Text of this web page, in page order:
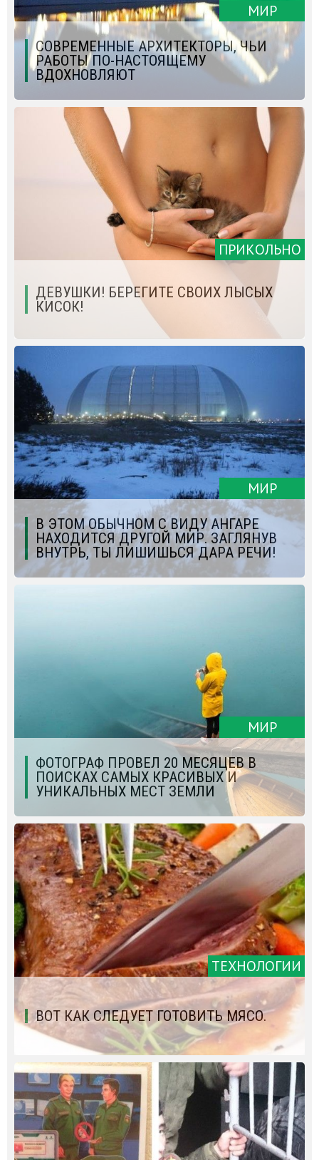
МИР
СОВРЕМЕННЫЕ АРХИТЕКТОРЫ, ЧЬИ
РАБОТЫ ПО-НАСТОЯЩЕМУ
ВДОХНОВЛЯЮТ
ПРИКОЛЬНО
ДЕВУШКИ! БЕРЕГИТЕ СВОИХ ЛЫСЫХ
КИСОК!
МИР
В ЭТОМ ОБЫЧНОМ С ВИДУ АНГАРЕ
НАХОДИТСЯ ДРУГОЙ МИР. ЗАГЛЯНУВ
ВНУТРЬ, ТЫ ЛИШИШЬСЯ ДАРА РЕЧИ!
МИР
ФОТОГРАФ ПРОВЕЛ 20 МЕСЯЦЕВ В
ПОИСКАХ САМЫХ КРАСИВЫХ И
УНИКАЛЬНЫХ МЕСТ ЗЕМЛИ
ТЕХНОЛОГИИ
ВОТ КАК СЛЕДУЕТ ГОТОВИТЬ МЯСО.